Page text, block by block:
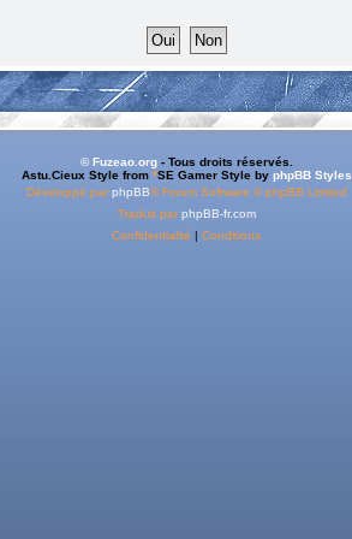
© Fuzeao.org- Tous droits réservés.
Astu.Cieux Style from *SE Gamer Style by phpBB Styles
Développé par phpBB® Forum Software © phpBB Limited
Traduit par phpBB-fr.com
Confidentialité | Conditions